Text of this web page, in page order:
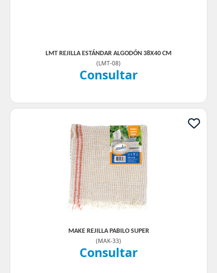
LMT REJILLA ESTÁNDAR ALGODÓN 38X40 CM
(LMT-08)
Consultar
MAKE REJILLA PABILO SUPER
(MAK-33)
Consultar